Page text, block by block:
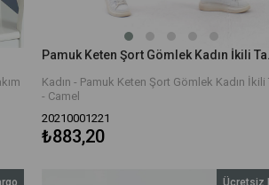
Kadın - Pamuk Keten Şort Gömlek Kadın İkili
- Camel
20210001221
₺883,20
Ücretsiz